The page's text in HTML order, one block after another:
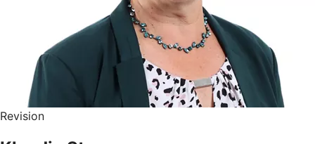
Revision